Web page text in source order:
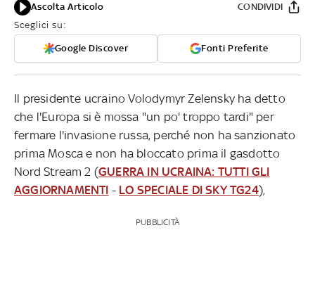
Ascolta Articolo
Sceglici su:
Google Discover Fonti Preferite
CONDIVIDI
Il presidente ucraino Volodymyr Zelensky ha detto
che l'Europa si è mossa "un po' troppo tardi" per
fermare l'invasione russa, perché non ha sanzionato
prima Mosca e non ha bloccato prima il gasdotto
Nord Stream 2 (GUERRA IN UCRAINA: TUTTI GLI
AGGIORNAMENTI - LO SPECIALE DI SKY TG24),
PUBBLICITÀ